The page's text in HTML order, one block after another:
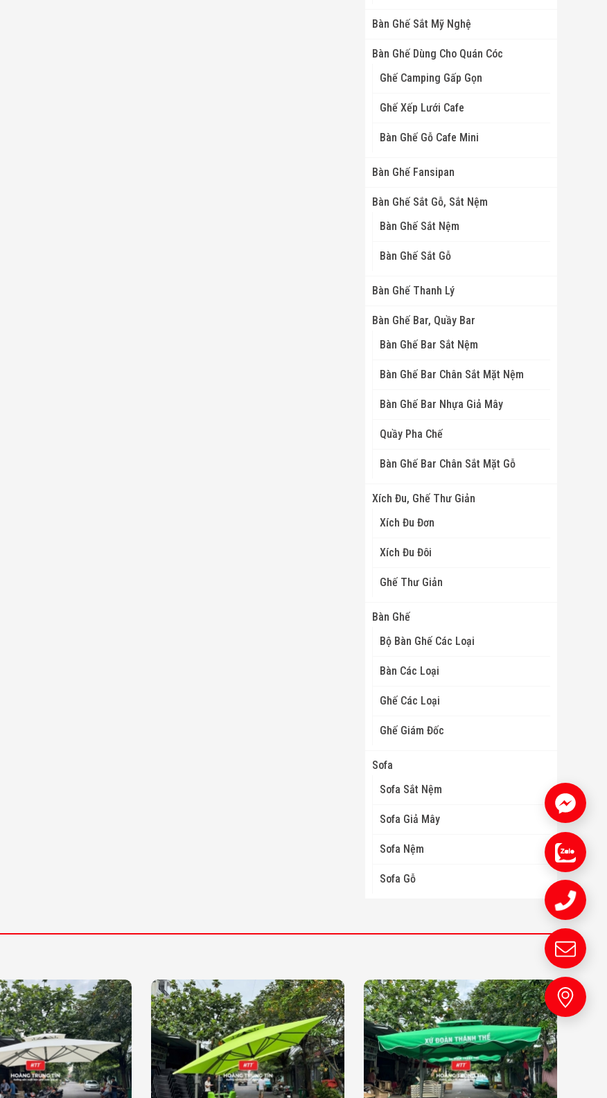
Bàn Ghế Sắt Mỹ Nghệ
Bàn Ghế Dùng Cho Quán Cóc
Ghế Camping Gấp Gọn
Ghế Xếp Lưới Cafe
Bàn Ghế Gỗ Cafe Mini
Bàn Ghế Fansipan
Bàn Ghế Sắt Gỗ, Sắt Nệm
Bàn Ghế Sắt Nệm
Bàn Ghế Sắt Gỗ
Bàn Ghế Thanh Lý
Bàn Ghế Bar, Quầy Bar
Bàn Ghế Bar Sắt Nệm
Bàn Ghế Bar Chân Sắt Mặt Nệm
Bàn Ghế Bar Nhựa Giả Mây
Quầy Pha Chế
Bàn Ghế Bar Chân Sắt Mặt Gỗ
Xích Đu, Ghế Thư Giản
Xích Đu Đơn
Xích Đu Đôi
Ghế Thư Giản
Bàn Ghế
Bộ Bàn Ghế Các Loại
Bàn Các Loại
Ghế Các Loại
Ghế Giám Đốc
Sofa
Sofa Sắt Nệm
Sofa Giả Mây
Sofa Nệm
Sofa Gỗ